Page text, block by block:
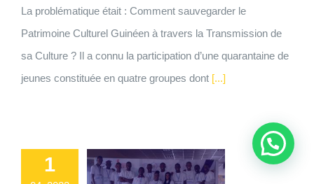
La problématique était : Comment sauvegarder le
Patrimoine Culturel Guinéen à travers la Transmission de
sa Culture ? Il a connu la participation d’une quarantaine de
jeunes constituée en quatre groupes dont[...]
1